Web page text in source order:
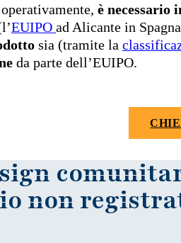
è necessario
EUIPO ad Alicante in
sia (tramite la
da parte dell’EUIPO.
non